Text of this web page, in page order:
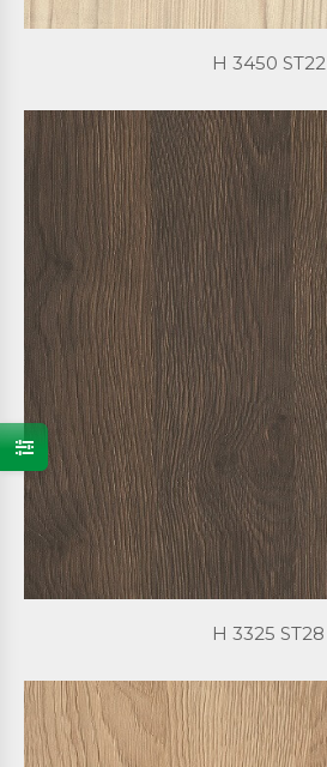
H 3450 ST22
H 3325 ST28